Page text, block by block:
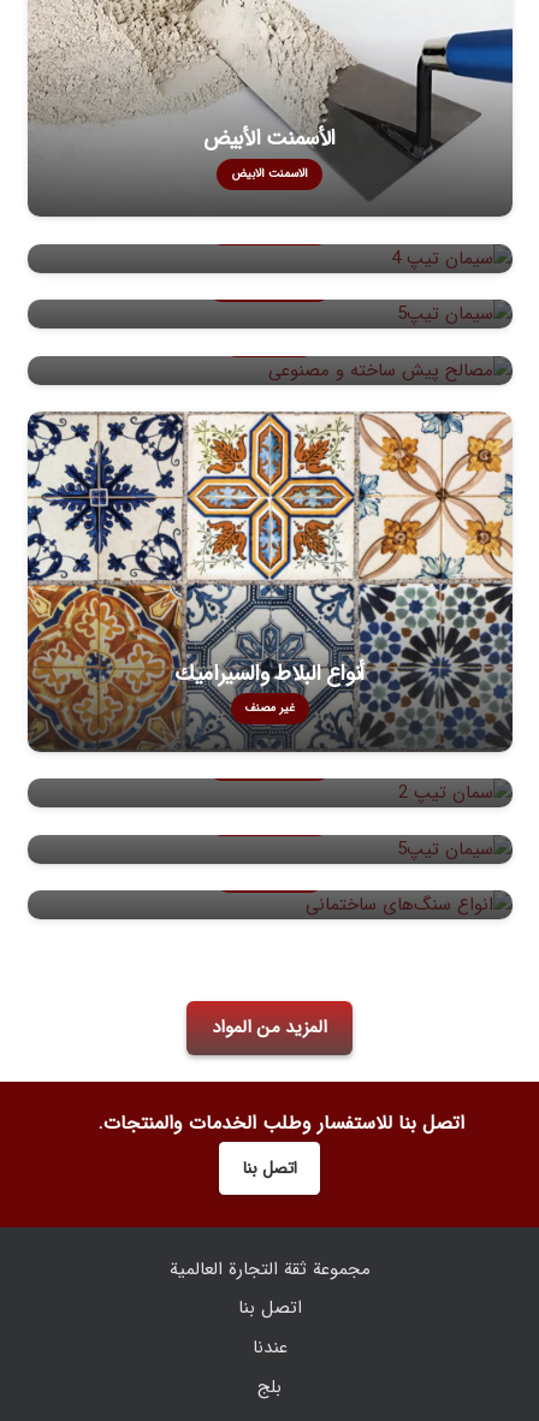
عن شركة
فئة المنتج
بلج
الأسمنت الأبيض
الاسمنت الابيض
الأسمنت النوع 4
الأسمنت النوع 3
المواد الجاهزة والمصنعة
أنواع البلاط والسيراميك
غير مصنف
الأسمنت النوع 2
الأسمنت النوع 5
أنواع الأحجار البنائية
المزيد من المواد
اتصل بنا للاستفسار وطلب الخدمات والمنتجات.
اتصل بنا
مجموعة ثقة التجارة العالمية
اتصل بنا
عندنا
بلج